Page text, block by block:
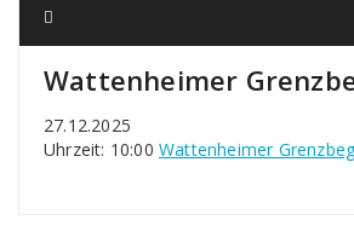
Wattenheimer
27.12.2025
Uhrzeit: 10:00 Wattenheimer